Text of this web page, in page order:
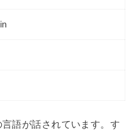
語が話されています。す